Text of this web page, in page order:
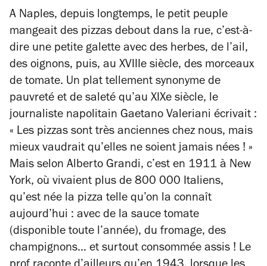
A Naples, depuis longtemps, le petit peuple
mangeait des pizzas debout dans la rue, c’est-à-
dire une petite galette avec des herbes, de l’ail,
des oignons, puis, au XVIIIe siècle, des morceaux
de tomate. Un plat tellement synonyme de
pauvreté et de saleté qu’au XIXe siècle, le
journaliste napolitain Gaetano Valeriani écrivait :
« Les pizzas sont très anciennes chez nous, mais
mieux vaudrait qu’elles ne soient jamais nées ! »
Mais selon Alberto Grandi, c’est en 1911 à New
York, où vivaient plus de 800 000 Italiens,
qu’est née la pizza telle qu’on la connaît
aujourd’hui : avec de la sauce tomate
(disponible toute l’année), du fromage, des
champignons… et surtout consommée assis ! Le